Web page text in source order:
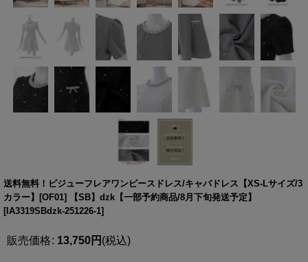
送料無料！ビジューフレアワンピースドレス/キャバドレス【XS-Lサイズ/3
カラー】[OF01] 【SB】dzk【一部予約商品/8月下旬発送予定】
[ IA3319SBdzk-251226-1]
販売価格: 13,750円 (税込)